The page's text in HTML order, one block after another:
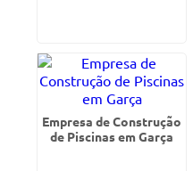
Empresa de Construção
de Piscinas em Garça